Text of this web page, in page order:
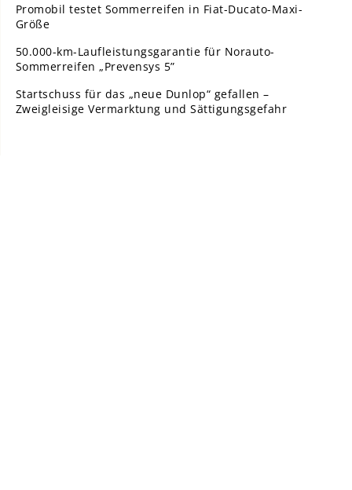
Promobil testet Sommerreifen in Fiat-Ducato-Maxi-
Größe
50.000-km-Laufleistungsgarantie für Norauto-
Sommerreifen „Prevensys 5”
Startschuss für das „neue Dunlop“ gefallen –
Zweigleisige Vermarktung und Sättigungsgefahr